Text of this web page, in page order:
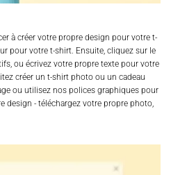
à créer votre propre design pour votre t-
pour votre t-shirt. Ensuite, cliquez sur le
ou écrivez votre propre texte pour votre
créer un t-shirt photo ou un cadeau
ou utilisez nos polices graphiques pour
design - téléchargez votre propre photo,